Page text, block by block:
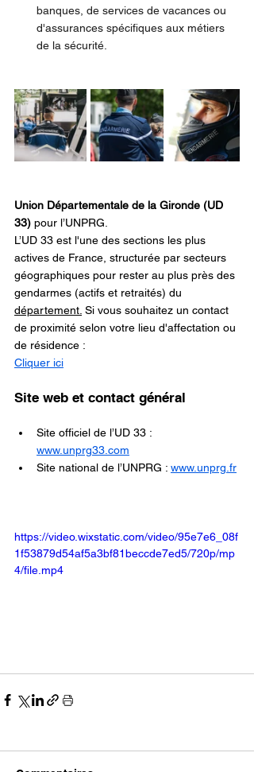
banques, de services de vacances ou
d'assurances spécifiques aux métiers
de la sécurité.
Union Départementale de la Gironde (UD
33) pour l’UNPRG.
L’UD 33 est l'une des sections les plus
actives de France, structurée par secteurs
géographiques pour rester au plus près des
gendarmes (actifs et retraités) du
département. Si vous souhaitez un contact
de proximité selon votre lieu d'affectation ou
de résidence :
Cliquer ici
Site web et contact général
Site officiel de l’UD 33 :
www.unprg33.com
Site national de l’UNPRG : www.unprg.fr
https://video.wixstatic.com/video/95e7e6_08f
1f53879d54af5a3bf81beccde7ed5/720p/mp
4/file.mp4